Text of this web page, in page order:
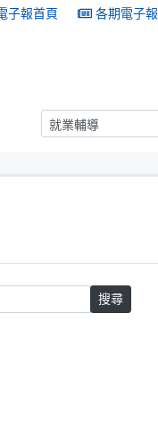
子報首頁 各期電子報
搜尋
搜尋